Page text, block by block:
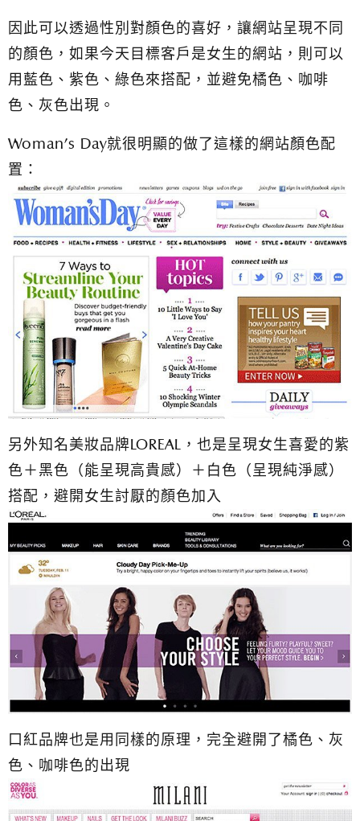
因此可以透過性別對顏色的喜好，讓網站呈現不同
的顏色，如果今天目標客戶是女生的網站，則可以
用藍色、紫色、綠色來搭配，並避免橘色、咖啡
色、灰色出現。
Woman’s Day就很明顯的做了這樣的網站顏色配
置：
另外知名美妝品牌LOREAL，也是呈現女生喜愛的紫
色＋黑色（能呈現高貴感）＋白色（呈現純淨感）
搭配，避開女生討厭的顏色加入
口紅品牌也是用同樣的原理，完全避開了橘色、灰
色、咖啡色的出現